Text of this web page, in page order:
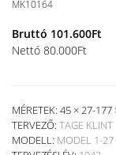
MK10164
Bruttó 101.600Ft
Nettó 80.000Ft
MÉRETEK: 45 × 27-177
TERVEZŐ: TAGE KLINT
MODELL: MODEL 1-27